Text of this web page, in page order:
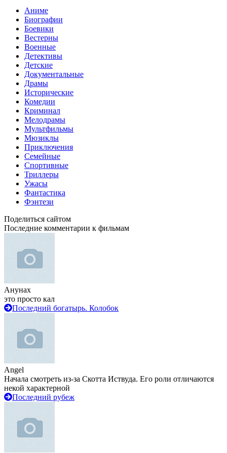
Аниме
Биографии
Боевики
Вестерны
Военные
Детективы
Детские
Документальные
Драмы
Исторические
Комедии
Криминал
Мелодрамы
Мультфильмы
Мюзиклы
Приключения
Семейные
Спортивные
Триллеры
Ужасы
Фантастика
Фэнтези
Поделиться сайтом
Последние комментарии к фильмам
Анунах
это просто кал
Последний богатырь. Колобок
Angel
Начала смотреть из-за Скотта Иствуда. Его роли отличаются
некой характерной
Последний рубеж